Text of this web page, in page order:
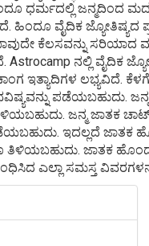
ಧರ್ಮದಲ್ಲಿ ಜನ್ಮದಿಂದ
ವೈದಿಕ ಜ್ಯೋತಿಷ್ಯದ
ಕೆಲಸವನ್ನು ಸರಿಯಾದ
Astrocamp ನಲ್ಲಿ ವೈದಿಕ
ಇತ್ಯಾದಿಗಳ ಲಭ್ಯವಿದೆ.
ಪಡೆಯಬಹುದು.
ಜನ್ಮ ಜಾತಕ
ಇದಲ್ಲದೆ ಜಾತಕ
ಜಾತಕ
ಎಲ್ಲಾ ಸಮಸ್ತ